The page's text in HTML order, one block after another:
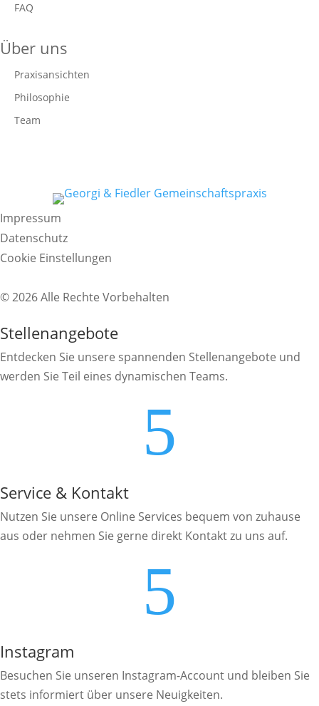
FAQ
Über uns
Praxisansichten
Philosophie
Team
Impressum
Datenschutz
Cookie Einstellungen
© 2026 Alle Rechte Vorbehalten
Stellenangebote
Entdecken Sie unsere spannenden Stellenangebote und
werden Sie Teil eines dynamischen Teams.
5
Service & Kontakt
Nutzen Sie unsere Online Services bequem von zuhause
aus oder nehmen Sie gerne direkt Kontakt zu uns auf.
5
Instagram
Besuchen Sie unseren Instagram-Account und bleiben Sie
stets informiert über unsere Neuigkeiten.